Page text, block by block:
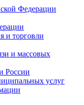
Федерации
и торговли
и массовых
России
услуг